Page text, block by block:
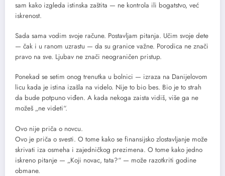
sam kako izgleda istinska zaštita — ne kontrola ili bogatstvo, već
iskrenost.
Sada sama vodim svoje račune. Postavljam pitanja. Učim svoje dete
— čak i u ranom uzrastu — da su granice važne. Porodica ne znači
pravo na sve. Ljubav ne znači neograničen pristup.
Ponekad se setim onog trenutka u bolnici — izraza na Danijelovom
licu kada je istina izašla na videlo. Nije to bio bes. Bio je to strah
da bude potpuno viđen. A kada nekoga zaista vidiš, više ga ne
možeš „ne videti“.
Ovo nije priča o novcu.
Ovo je priča o svesti. O tome kako se finansijsko zlostavljanje može
skrivati iza osmeha i zajedničkog prezimena. O tome kako jedno
iskreno pitanje — „Koji novac, tata?“ — može razotkriti godine
obmane.